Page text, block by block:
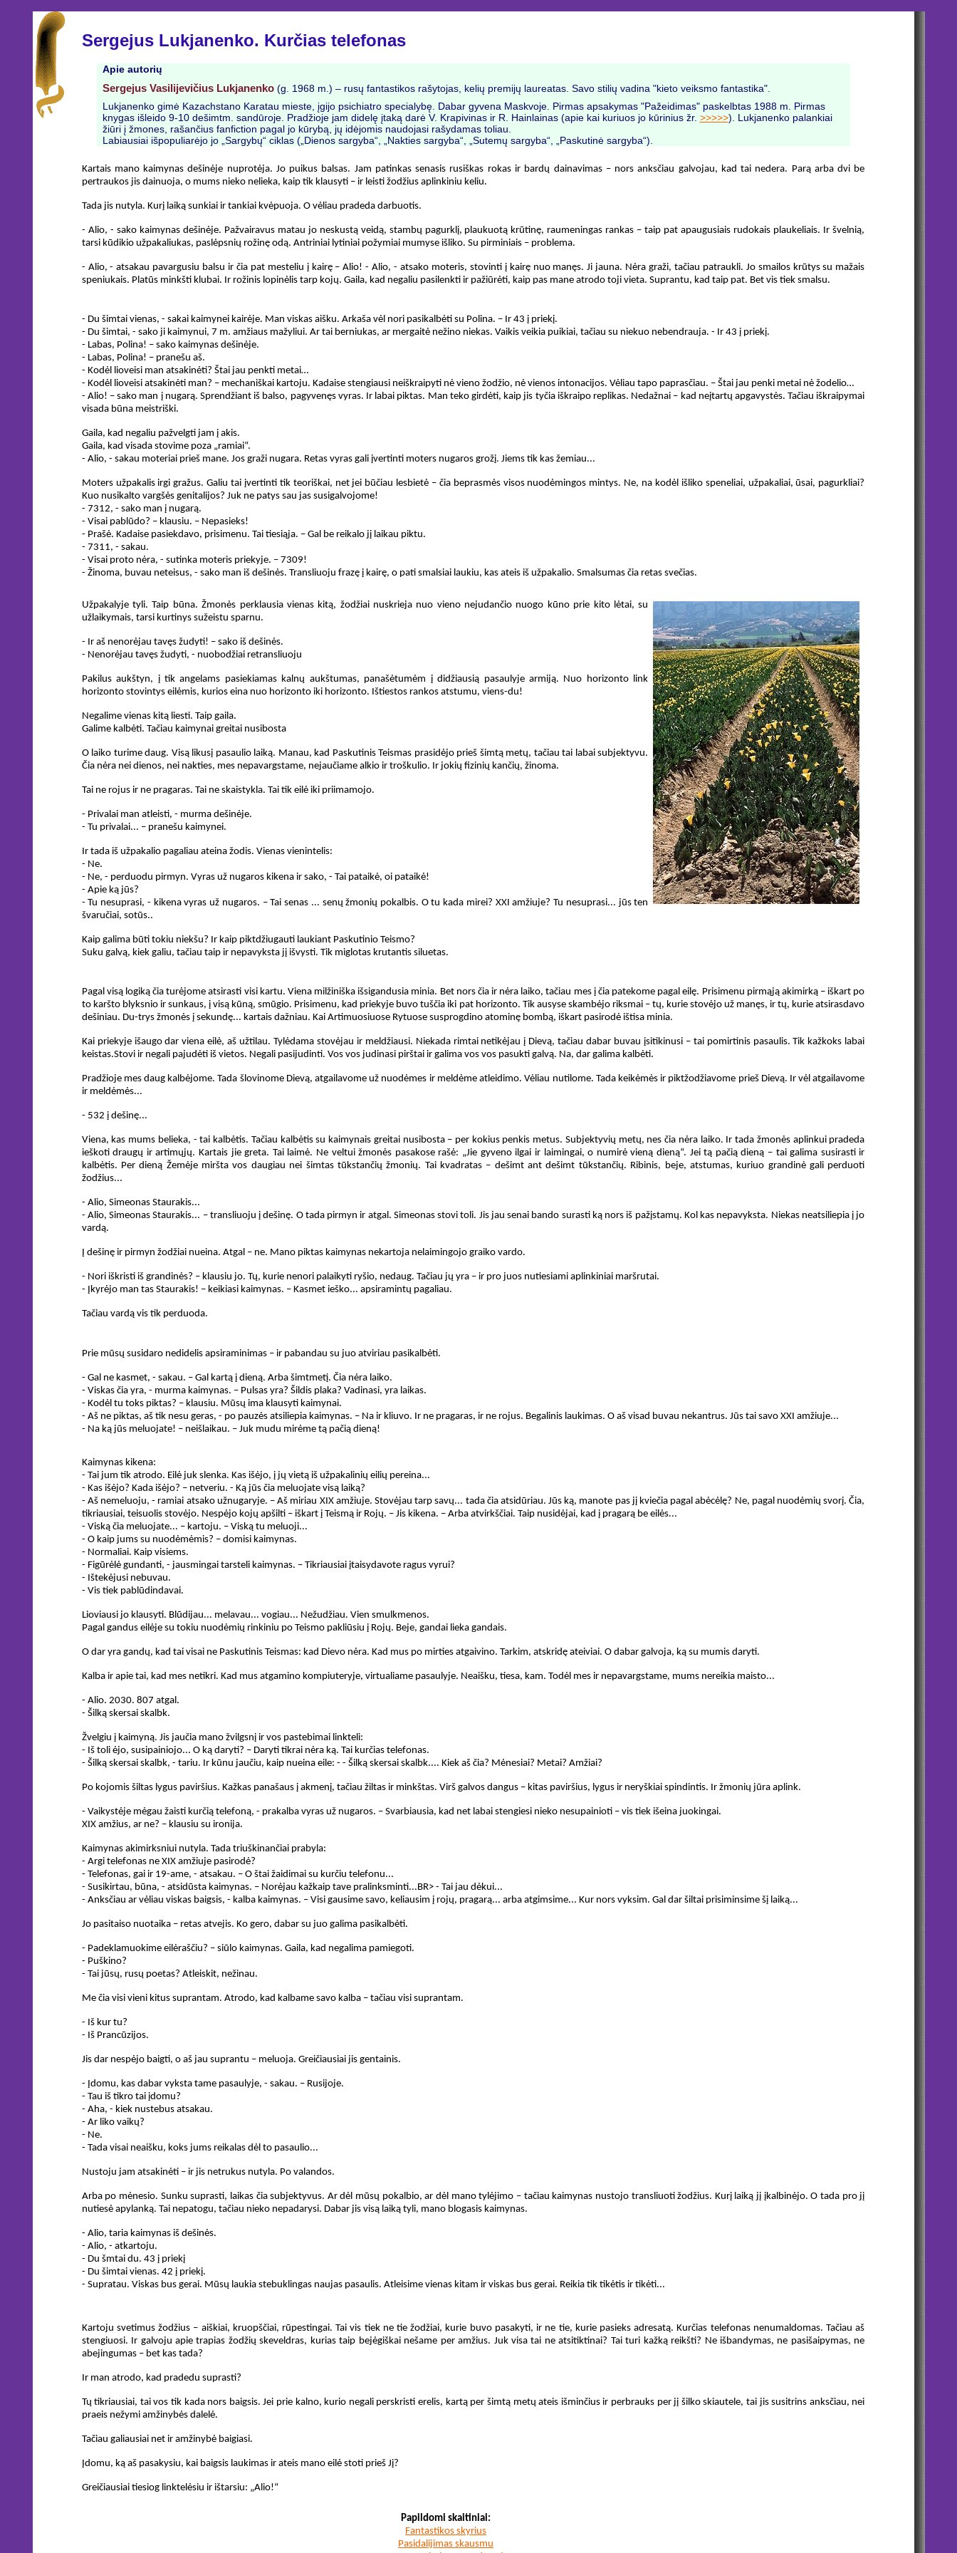
Sergejus Lukjanenko. Kurčias telefonas
Apie autorių
Sergejus Vasilijevičius Lukjanenko(g. 1968 m.) – rusų fantastikos rašytojas, kelių premijų laureatas. Savo stilių vadina "kieto veiksmo fantastika".
Lukjanenko gimė Kazachstano Karatau mieste, įgijo psichiatro specialybę. Dabar gyvena Maskvoje. Pirmas apsakymas "Pažeidimas" paskelbtas 1988 m. Pirmas
knygas išleido 9-10 dešimtm. sandūroje. Pradžioje jam didelę įtaką darė V. Krapivinas ir R. Hainlainas (apie kai kuriuos jo kūrinius žr. >>>>>). Lukjanenko palankiai
žiūri į žmones, rašančius fanfiction pagal jo kūrybą, jų idėjomis naudojasi rašydamas toliau.
Labiausiai išpopuliarėjo jo „Sargybų“ ciklas („Dienos sargyba“, „Nakties sargyba“, „Sutemų sargyba“, „Paskutinė sargyba“).
Kartais mano kaimynas dešinėje nuprotėja. Jo puikus balsas. Jam patinkas senasis rusiškas rokas ir bardų dainavimas – nors anksčiau galvojau, kad tai nedera. Parą arba dvi be
pertraukos jis dainuoja, o mums nieko nelieka, kaip tik klausyti – ir leisti žodžius aplinkiniu keliu.
Tada jis nutyla. Kurį laiką sunkiai ir tankiai kvėpuoja. O vėliau pradeda darbuotis.
- Alio, - sako kaimynas dešinėje. Pažvairavus matau jo neskustą veidą, stambų pagurklį, plaukuotą krūtinę, raumeningas rankas – taip pat apaugusiais rudokais plaukeliais. Ir švelnią,
tarsi kūdikio užpakaliukas, paslėpsnių rožinę odą. Antriniai lytiniai požymiai mumyse išliko. Su pirminiais – problema.
- Alio, - atsakau pavargusiu balsu ir čia pat mesteliu į kairę – Alio! - Alio, - atsako moteris, stovinti į kairę nuo manęs. Ji jauna. Nėra graži, tačiau patraukli. Jo smailos krūtys su mažais
speniukais. Platūs minkšti klubai. Ir rožinis lopinėlis tarp kojų. Gaila, kad negaliu pasilenkti ir pažiūrėti, kaip pas mane atrodo toji vieta. Suprantu, kad taip pat. Bet vis tiek smalsu.
- Du šimtai vienas, - sakai kaimynei kairėje. Man viskas aišku. Arkaša vėl nori pasikalbėti su Polina. – Ir 43 į priekį.
- Du šimtai, - sako ji kaimynui, 7 m. amžiaus mažyliui. Ar tai berniukas, ar mergaitė nežino niekas. Vaikis veikia puikiai, tačiau su niekuo nebendrauja. - Ir 43 į priekį.
- Labas, Polina! – sako kaimynas dešinėje.
- Labas, Polina! – pranešu aš.
- Kodėl lioveisi man atsakinėti? Štai jau penkti metai…
- Kodėl lioveisi atsakinėti man? – mechaniškai kartoju. Kadaise stengiausi neiškraipyti nė vieno žodžio, nė vienos intonacijos. Vėliau tapo paprasčiau. – Štai jau penki metai nė žodelio…
- Alio! – sako man į nugarą. Sprendžiant iš balso, pagyvenęs vyras. Ir labai piktas. Man teko girdėti, kaip jis tyčia iškraipo replikas. Nedažnai – kad neįtartų apgavystės. Tačiau iškraipymai
visada būna meistriški.
Gaila, kad negaliu pažvelgti jam į akis.
Gaila, kad visada stovime poza „ramiai“.
- Alio, - sakau moteriai prieš mane. Jos graži nugara. Retas vyras gali įvertinti moters nugaros grožį. Jiems tik kas žemiau...
Moters užpakalis irgi gražus. Galiu tai įvertinti tik teoriškai, net jei būčiau lesbietė – čia beprasmės visos nuodėmingos mintys. Ne, na kodėl išliko speneliai, užpakaliai, ūsai, pagurkliai?
Kuo nusikalto vargšės genitalijos? Juk ne patys sau jas susigalvojome!
- 7312, - sako man į nugarą.
- Visai pablūdo? – klausiu. – Nepasieks!
- Prašė. Kadaise pasiekdavo, prisimenu. Tai tiesiąja. – Gal be reikalo jį laikau piktu.
- 7311, - sakau.
- Visai proto nėra, - sutinka moteris priekyje. – 7309!
- Žinoma, buvau neteisus, - sako man iš dešinės. Transliuoju frazę į kairę, o pati smalsiai laukiu, kas ateis iš užpakalio. Smalsumas čia retas svečias.
Užpakalyje tyli. Taip būna. Žmonės perklausia vienas kitą, žodžiai nuskrieja nuo vieno nejudančio nuogo kūno prie kito lėtai, su
užlaikymais, tarsi kurtinys sužeistu sparnu.
- Ir aš nenorėjau tavęs žudyti! – sako iš dešinės.
- Nenorėjau tavęs žudyti, - nuobodžiai retransliuoju
Pakilus aukštyn, į tik angelams pasiekiamas kalnų aukštumas, panašėtumėm į didžiausią pasaulyje armiją. Nuo horizonto link
horizonto stovintys eilėmis, kurios eina nuo horizonto iki horizonto. Ištiestos rankos atstumu, viens-du!
Negalime vienas kitą liesti. Taip gaila.
Galime kalbėti. Tačiau kaimynai greitai nusibosta
O laiko turime daug. Visą likusį pasaulio laiką. Manau, kad Paskutinis Teismas prasidėjo prieš šimtą metų, tačiau tai labai subjektyvu.
Čia nėra nei dienos, nei nakties, mes nepavargstame, nejaučiame alkio ir troškulio. Ir jokių fizinių kančių, žinoma.
Tai ne rojus ir ne pragaras. Tai ne skaistykla. Tai tik eilė iki priimamojo.
- Privalai man atleisti, - murma dešinėje.
- Tu privalai... – pranešu kaimynei.
Ir tada iš užpakalio pagaliau ateina žodis. Vienas vienintelis:
- Ne.
- Ne, - perduodu pirmyn. Vyras už nugaros kikena ir sako, - Tai pataikė, oi pataikė!
- Apie ką jūs?
- Tu nesuprasi, - kikena vyras už nugaros. – Tai senas ... senų žmonių pokalbis. O tu kada mirei? XXI amžiuje? Tu nesuprasi... jūs ten
švaručiai, sotūs..
Kaip galima būti tokiu niekšu? Ir kaip piktdžiugauti laukiant Paskutinio Teismo?
Suku galvą, kiek galiu, tačiau taip ir nepavyksta jį išvysti. Tik miglotas krutantis siluetas.
Pagal visą logiką čia turėjome atsirasti visi kartu. Viena milžiniška išsigandusia minia. Bet nors čia ir nėra laiko, tačiau mes į čia patekome pagal eilę. Prisimenu pirmąją akimirką – iškart po
to karšto blyksnio ir sunkaus, į visą kūną, smūgio. Prisimenu, kad priekyje buvo tuščia iki pat horizonto. Tik ausyse skambėjo riksmai – tų, kurie stovėjo už manęs, ir tų, kurie atsirasdavo
dešiniau. Du-trys žmonės į sekundę... kartais dažniau. Kai Artimuosiuose Rytuose susprogdino atominę bombą, iškart pasirodė ištisa minia.
Kai priekyje išaugo dar viena eilė, aš užtilau. Tylėdama stovėjau ir meldžiausi. Niekada rimtai netikėjau į Dievą, tačiau dabar buvau įsitikinusi – tai pomirtinis pasaulis. Tik kažkoks labai
keistas.Stovi ir negali pajudėti iš vietos. Negali pasijudinti. Vos vos judinasi pirštai ir galima vos vos pasukti galvą. Na, dar galima kalbėti.
Pradžioje mes daug kalbėjome. Tada šlovinome Dievą, atgailavome už nuodėmes ir meldėme atleidimo. Vėliau nutilome. Tada keikėmės ir piktžodžiavome prieš Dievą. Ir vėl atgailavome
ir meldėmės...
- 532 į dešinę...
Viena, kas mums belieka, - tai kalbėtis. Tačiau kalbėtis su kaimynais greitai nusibosta – per kokius penkis metus. Subjektyvių metų, nes čia nėra laiko. Ir tada žmonės aplinkui pradeda
ieškoti draugų ir artimųjų. Kartais jie greta. Tai laimė. Ne veltui žmonės pasakose rašė: „Jie gyveno ilgai ir laimingai, o numirė vieną dieną“. Jei tą pačią dieną – tai galima susirasti ir
kalbėtis. Per dieną Žemėje miršta vos daugiau nei šimtas tūkstančių žmonių. Tai kvadratas – dešimt ant dešimt tūkstančių. Ribinis, beje, atstumas, kuriuo grandinė gali perduoti
žodžius...
- Alio, Simeonas Staurakis...
- Alio, Simeonas Staurakis... – transliuoju į dešinę. O tada pirmyn ir atgal. Simeonas stovi toli. Jis jau senai bando surasti ką nors iš pažįstamų. Kol kas nepavyksta. Niekas neatsiliepia į jo
vardą.
Į dešinę ir pirmyn žodžiai nueina. Atgal – ne. Mano piktas kaimynas nekartoja nelaimingojo graiko vardo.
- Nori iškristi iš grandinės? – klausiu jo. Tų, kurie nenori palaikyti ryšio, nedaug. Tačiau jų yra – ir pro juos nutiesiami aplinkiniai maršrutai.
- Įkyrėjo man tas Staurakis! – keikiasi kaimynas. – Kasmet ieško... apsiramintų pagaliau.
Tačiau vardą vis tik perduoda.
Prie mūsų susidaro nedidelis apsiraminimas – ir pabandau su juo atviriau pasikalbėti.
- Gal ne kasmet, - sakau. – Gal kartą į dieną. Arba šimtmetį. Čia nėra laiko.
- Viskas čia yra, - murma kaimynas. – Pulsas yra? Šildis plaka? Vadinasi, yra laikas.
- Kodėl tu toks piktas? – klausiu. Mūsų ima klausyti kaimynai.
- Aš ne piktas, aš tik nesu geras, - po pauzės atsiliepia kaimynas. – Na ir kliuvo. Ir ne pragaras, ir ne rojus. Begalinis laukimas. O aš visad buvau nekantrus. Jūs tai savo XXI amžiuje...
- Na ką jūs meluojate! – neišlaikau. – Juk mudu mirėme tą pačią dieną!
Kaimynas kikena:
- Tai jum tik atrodo. Eilė juk slenka. Kas išėjo, į jų vietą iš užpakalinių eilių pereina...
- Kas išėjo? Kada išėjo? – netveriu. - Ką jūs čia meluojate visą laiką?
- Aš nemeluoju, - ramiai atsako užnugaryje. – Aš miriau XIX amžiuje. Stovėjau tarp savų... tada čia atsidūriau. Jūs ką, manote pas jį kviečia pagal abėcėlę? Ne, pagal nuodėmių svorį. Čia,
tikriausiai, teisuolis stovėjo. Nespėjo kojų apšilti – iškart į Teismą ir Rojų. – Jis kikena. – Arba atvirkščiai. Taip nusidėjai, kad į pragarą be eilės...
- Viską čia meluojate... – kartoju. – Viską tu meluoji...
- O kaip jums su nuodėmėmis? – domisi kaimynas.
- Normaliai. Kaip visiems.
- Figūrėlė gundanti, - jausmingai tarsteli kaimynas. – Tikriausiai įtaisydavote ragus vyrui?
- Ištekėjusi nebuvau.
- Vis tiek pablūdindavai.
Lioviausi jo klausyti. Blūdijau... melavau... vogiau... Nežudžiau. Vien smulkmenos.
Pagal gandus eilėje su tokiu nuodėmių rinkiniu po Teismo pakliūsiu į Rojų. Beje, gandai lieka gandais.
O dar yra gandų, kad tai visai ne Paskutinis Teismas: kad Dievo nėra. Kad mus po mirties atgaivino. Tarkim, atskridę ateiviai. O dabar galvoja, ką su mumis daryti.
Kalba ir apie tai, kad mes netikri. Kad mus atgamino kompiuteryje, virtualiame pasaulyje. Neaišku, tiesa, kam. Todėl mes ir nepavargstame, mums nereikia maisto...
- Alio. 2030. 807 atgal.
- Šilką skersai skalbk.
Žvelgiu į kaimyną. Jis jaučia mano žvilgsnį ir vos pastebimai linkteli:
- Iš toli ėjo, susipainiojo... O ką daryti? – Daryti tikrai nėra ką. Tai kurčias telefonas.
- Šilką skersai skalbk, - tariu. Ir kūnu jaučiu, kaip nueina eile: - - Šilką skersai skalbk.... Kiek aš čia? Mėnesiai? Metai? Amžiai?
Po kojomis šiltas lygus paviršius. Kažkas panašaus į akmenį, tačiau žiltas ir minkštas. Virš galvos dangus – kitas paviršius, lygus ir neryškiai spindintis. Ir žmonių jūra aplink.
- Vaikystėje mėgau žaisti kurčią telefoną, - prakalba vyras už nugaros. – Svarbiausia, kad net labai stengiesi nieko nesupainioti – vis tiek išeina juokingai.
XIX amžius, ar ne? – klausiu su ironija.
Kaimynas akimirksniui nutyla. Tada triuškinančiai prabyla:
- Argi telefonas ne XIX amžiuje pasirodė?
- Telefonas, gai ir 19-ame, - atsakau. – O štai žaidimai su kurčiu telefonu...
- Susikirtau, būna, - atsidūsta kaimynas. – Norėjau kažkaip tave pralinksminti...BR> - Tai jau dėkui...
- Anksčiau ar vėliau viskas baigsis, - kalba kaimynas. – Visi gausime savo, keliausim į rojų, pragarą... arba atgimsime... Kur nors vyksim. Gal dar šiltai prisiminsime šį laiką...
Jo pasitaiso nuotaika – retas atvejis. Ko gero, dabar su juo galima pasikalbėti.
- Padeklamuokime eilėraščiu? – siūlo kaimynas. Gaila, kad negalima pamiegoti.
- Puškino?
- Tai jūsų, rusų poetas? Atleiskit, nežinau.
Me čia visi vieni kitus suprantam. Atrodo, kad kalbame savo kalba – tačiau visi suprantam.
- Iš kur tu?
- Iš Prancūzijos.
Jis dar nespėjo baigti, o aš jau suprantu – meluoja. Greičiausiai jis gentainis.
- Įdomu, kas dabar vyksta tame pasaulyje, - sakau. – Rusijoje.
- Tau iš tikro tai įdomu?
- Aha, - kiek nustebus atsakau.
- Ar liko vaikų?
- Ne.
- Tada visai neaišku, koks jums reikalas dėl to pasaulio...
Nustoju jam atsakinėti – ir jis netrukus nutyla. Po valandos.
Arba po mėnesio. Sunku suprasti, laikas čia subjektyvus. Ar dėl mūsų pokalbio, ar dėl mano tylėjimo – tačiau kaimynas nustojo transliuoti žodžius. Kurį laiką jį įkalbinėjo. O tada pro jį
nutiesė apylanką. Tai nepatogu, tačiau nieko nepadarysi. Dabar jis visą laiką tyli, mano blogasis kaimynas.
- Alio, taria kaimynas iš dešinės.
- Alio, - atkartoju.
- Du šmtai du. 43 į priekį
- Du šimtai vienas. 42 į priekį.
- Supratau. Viskas bus gerai. Mūsų laukia stebuklingas naujas pasaulis. Atleisime vienas kitam ir viskas bus gerai. Reikia tik tikėtis ir tikėti...
Kartoju svetimus žodžius – aiškiai, kruopščiai, rūpestingai. Tai vis tiek ne tie žodžiai, kurie buvo pasakyti, ir ne tie, kurie pasieks adresatą. Kurčias telefonas nenumaldomas. Tačiau aš
stengiuosi. Ir galvoju apie trapias žodžių skeveldras, kurias taip bejėgiškai nešame per amžius. Juk visa tai ne atsitiktinai? Tai turi kažką reikšti? Ne išbandymas, ne pasišaipymas, ne
abejingumas – bet kas tada?
Ir man atrodo, kad pradedu suprasti?
Tų tikriausiai, tai vos tik kada nors baigsis. Jei prie kalno, kurio negali perskristi erelis, kartą per šimtą metų ateis išminčius ir perbrauks per jį šilko skiautele, tai jis susitrins anksčiau, nei
praeis nežymi amžinybės dalelė.
Tačiau galiausiai net ir amžinybė baigiasi.
Įdomu, ką aš pasakysiu, kai baigsis laukimas ir ateis mano eilė stoti prieš Jį?
Greičiausiai tiesiog linktelėsiu ir ištarsiu: „Alio!“
Papildomi skaitiniai:
Fantastikos skyrius
Pasidalijimas skausmu